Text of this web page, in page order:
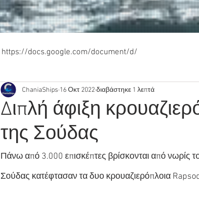
https://docs.google.com/document/d/
Διπλή άφιξη
της Σούδας
ChaniaShips 16 Οκτ 2022διαβάστηκε 1 λεπτά
Πάνω από 3.000 επισκέπτες βρίσκονται από νωρίς
Σούδας κατέφτασαν τα δυο κρουαζιερόπλοια